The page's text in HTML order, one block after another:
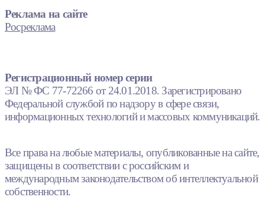
Реклама на сайте
Росреклама
Регистрационный номер серии
ЭЛ № ФС 77-72266 от 24.01.2018. Зарегистрировано
Федеральной службой по надзору в сфере связи,
информационных технологий и массовых коммуникаций.
Все права на любые материалы, опубликованные на сайте,
защищены в соответствии с российским и
международным законодательством об интеллектуальной
собственности.